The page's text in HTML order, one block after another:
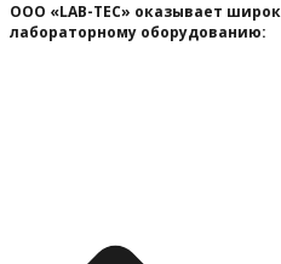
ООО «LAB-TEC» оказывает
лабораторному оборудованию: